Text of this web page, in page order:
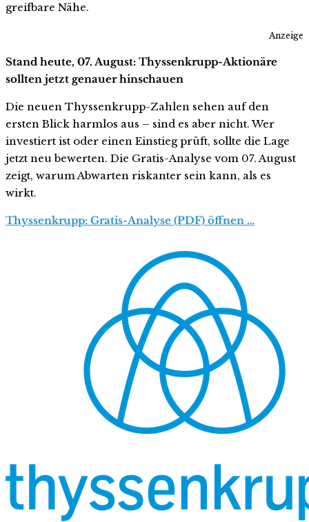
greifbare Nähe.
Anzeige
Stand heute, 07. August: Thyssenkrupp-Aktionäre
sollten jetzt genauer hinschauen
Die neuen Thyssenkrupp-Zahlen sehen auf den
ersten Blick harmlos aus – sind es aber nicht. Wer
investiert ist oder einen Einstieg prüft, sollte die Lage
jetzt neu bewerten. Die Gratis-Analyse vom 07. August
zeigt, warum Abwarten riskanter sein kann, als es
wirkt.
Thyssenkrupp: Gratis-Analyse (PDF) öffnen …